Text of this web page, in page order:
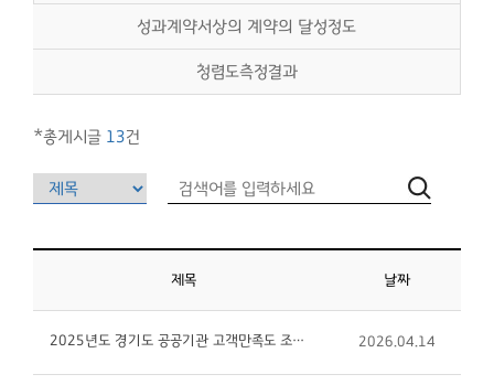
성과계약서상의 계약의 달성정도
청렴도측정결과
*총게시글 13건
제목 날짜
2025년도 경기도 공공기관 고객만족도 조사 결과 2026.04.14